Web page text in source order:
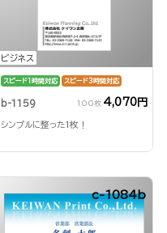
ビジネス
スピード1時間対応 スピード3時間対応
b-1159 100枚 4,070円
シンプルに整った1枚！
c-1084b